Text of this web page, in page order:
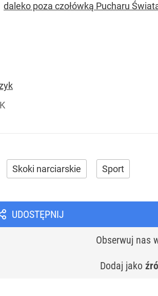
daleko poza czołówką Pucharu
Skoki narciarskie Sport
UDOSTĘPNIJ
Obserwuj nas
Dodaj jako